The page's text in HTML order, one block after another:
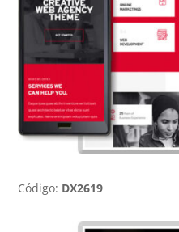
Código: DX2619